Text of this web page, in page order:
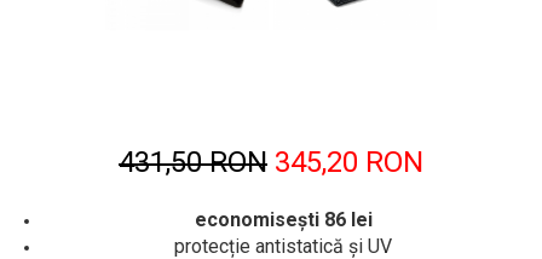
431,50 RON 345,20 RON
economisești 86 lei
protecție antistatică și UV